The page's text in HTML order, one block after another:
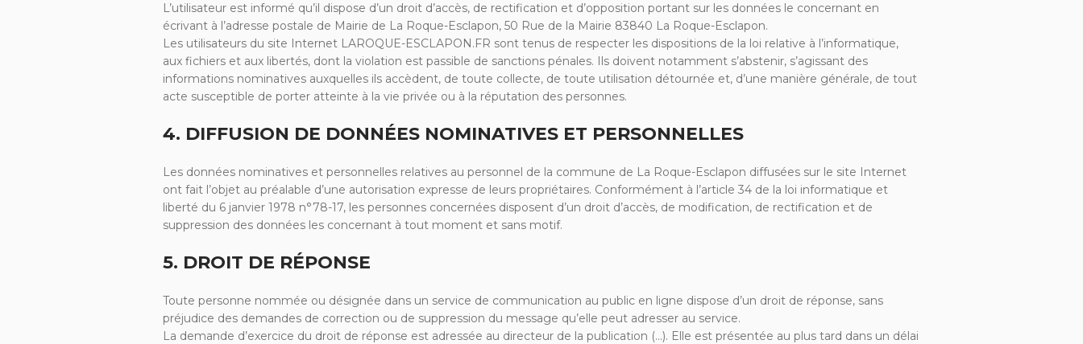
L’utilisateur est informé qu’il dispose d’un droit d’accès, de rectification et d’opposition portant sur les données le concernant en
écrivant à l’adresse postale de Mairie de La Roque-Esclapon, 50 Rue de la Mairie 83840 La Roque-Esclapon.
Les utilisateurs du site Internet LAROQUE-ESCLAPON.FR sont tenus de respecter les dispositions de la loi relative à l’informatique,
aux fichiers et aux libertés, dont la violation est passible de sanctions pénales. Ils doivent notamment s’abstenir, s’agissant des
informations nominatives auxquelles ils accèdent, de toute collecte, de toute utilisation détournée et, d’une manière générale, de tout
acte susceptible de porter atteinte à la vie privée ou à la réputation des personnes.
4. DIFFUSION DE DONNÉES NOMINATIVES ET PERSONNELLES
Les données nominatives et personnelles relatives au personnel de la commune de La Roque-Esclapon diffusées sur le site Internet
ont fait l’objet au préalable d’une autorisation expresse de leurs propriétaires. Conformément à l’article 34 de la loi informatique et
liberté du 6 janvier 1978 n°78-17, les personnes concernées disposent d’un droit d’accès, de modification, de rectification et de
suppression des données les concernant à tout moment et sans motif.
5. DROIT DE RÉPONSE
Toute personne nommée ou désignée dans un service de communication au public en ligne dispose d’un droit de réponse, sans
préjudice des demandes de correction ou de suppression du message qu’elle peut adresser au service.
La demande d’exercice du droit de réponse est adressée au directeur de la publication (…). Elle est présentée au plus tard dans un délai